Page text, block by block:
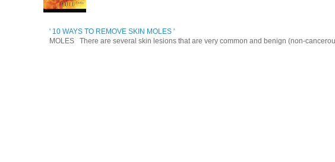
' 10 WAYS TO REMOVE SKIN MOLES '
MOLES There are several skin lesions that are very common and benign (non-